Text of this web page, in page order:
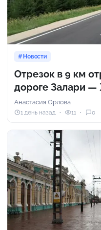
Новости
Отрезок в 9 км
дороге Залари —
Анастасия Орлова
1 день назад 11 0